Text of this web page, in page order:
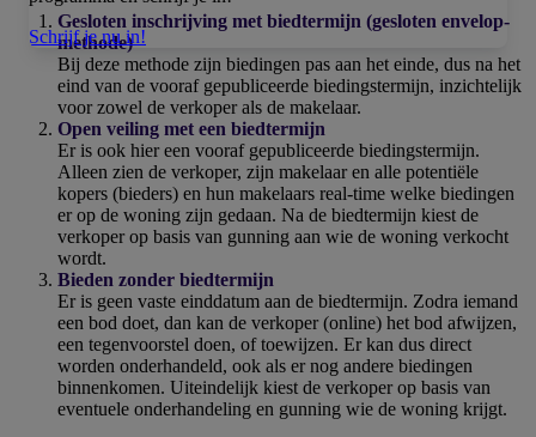
Gesloten inschrijving met biedtermijn (gesloten envelop-
methode)
Bij deze methode zijn biedingen pas aan het einde, dus na het
eind van de vooraf gepubliceerde biedingstermijn, inzichtelijk
voor zowel de verkoper als de makelaar.
Open veiling met een biedtermijn
Er is ook hier een vooraf gepubliceerde biedingstermijn.
Alleen zien de verkoper, zijn makelaar en alle potentiële
kopers (bieders) en hun makelaars real-time welke biedingen
er op de woning zijn gedaan. Na de biedtermijn kiest de
verkoper op basis van gunning aan wie de woning verkocht
wordt.
Bieden zonder biedtermijn
Er is geen vaste einddatum aan de biedtermijn. Zodra iemand
een bod doet, dan kan de verkoper (online) het bod afwijzen,
een tegenvoorstel doen, of toewijzen. Er kan dus direct
worden onderhandeld, ook als er nog andere biedingen
binnenkomen. Uiteindelijk kiest de verkoper op basis van
eventuele onderhandeling en gunning wie de woning krijgt.
Schrijf je nu in!